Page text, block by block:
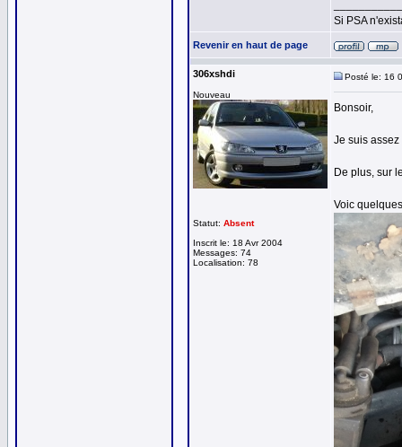
Si PSA
Revenir en haut de page
306xshdi
Nouveau
Statut: Absent
Inscrit le: 18 Avr 2004
Messages: 74
Localisation: 78
Posté le: 16
Bonsoir,
Je suis
De plus, sur
Voic